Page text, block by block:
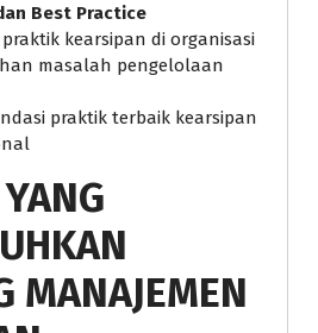
Best Practice
kearsipan di organisasi
masalah pengelolaan
praktik terbaik kearsipan
MANAJEMEN